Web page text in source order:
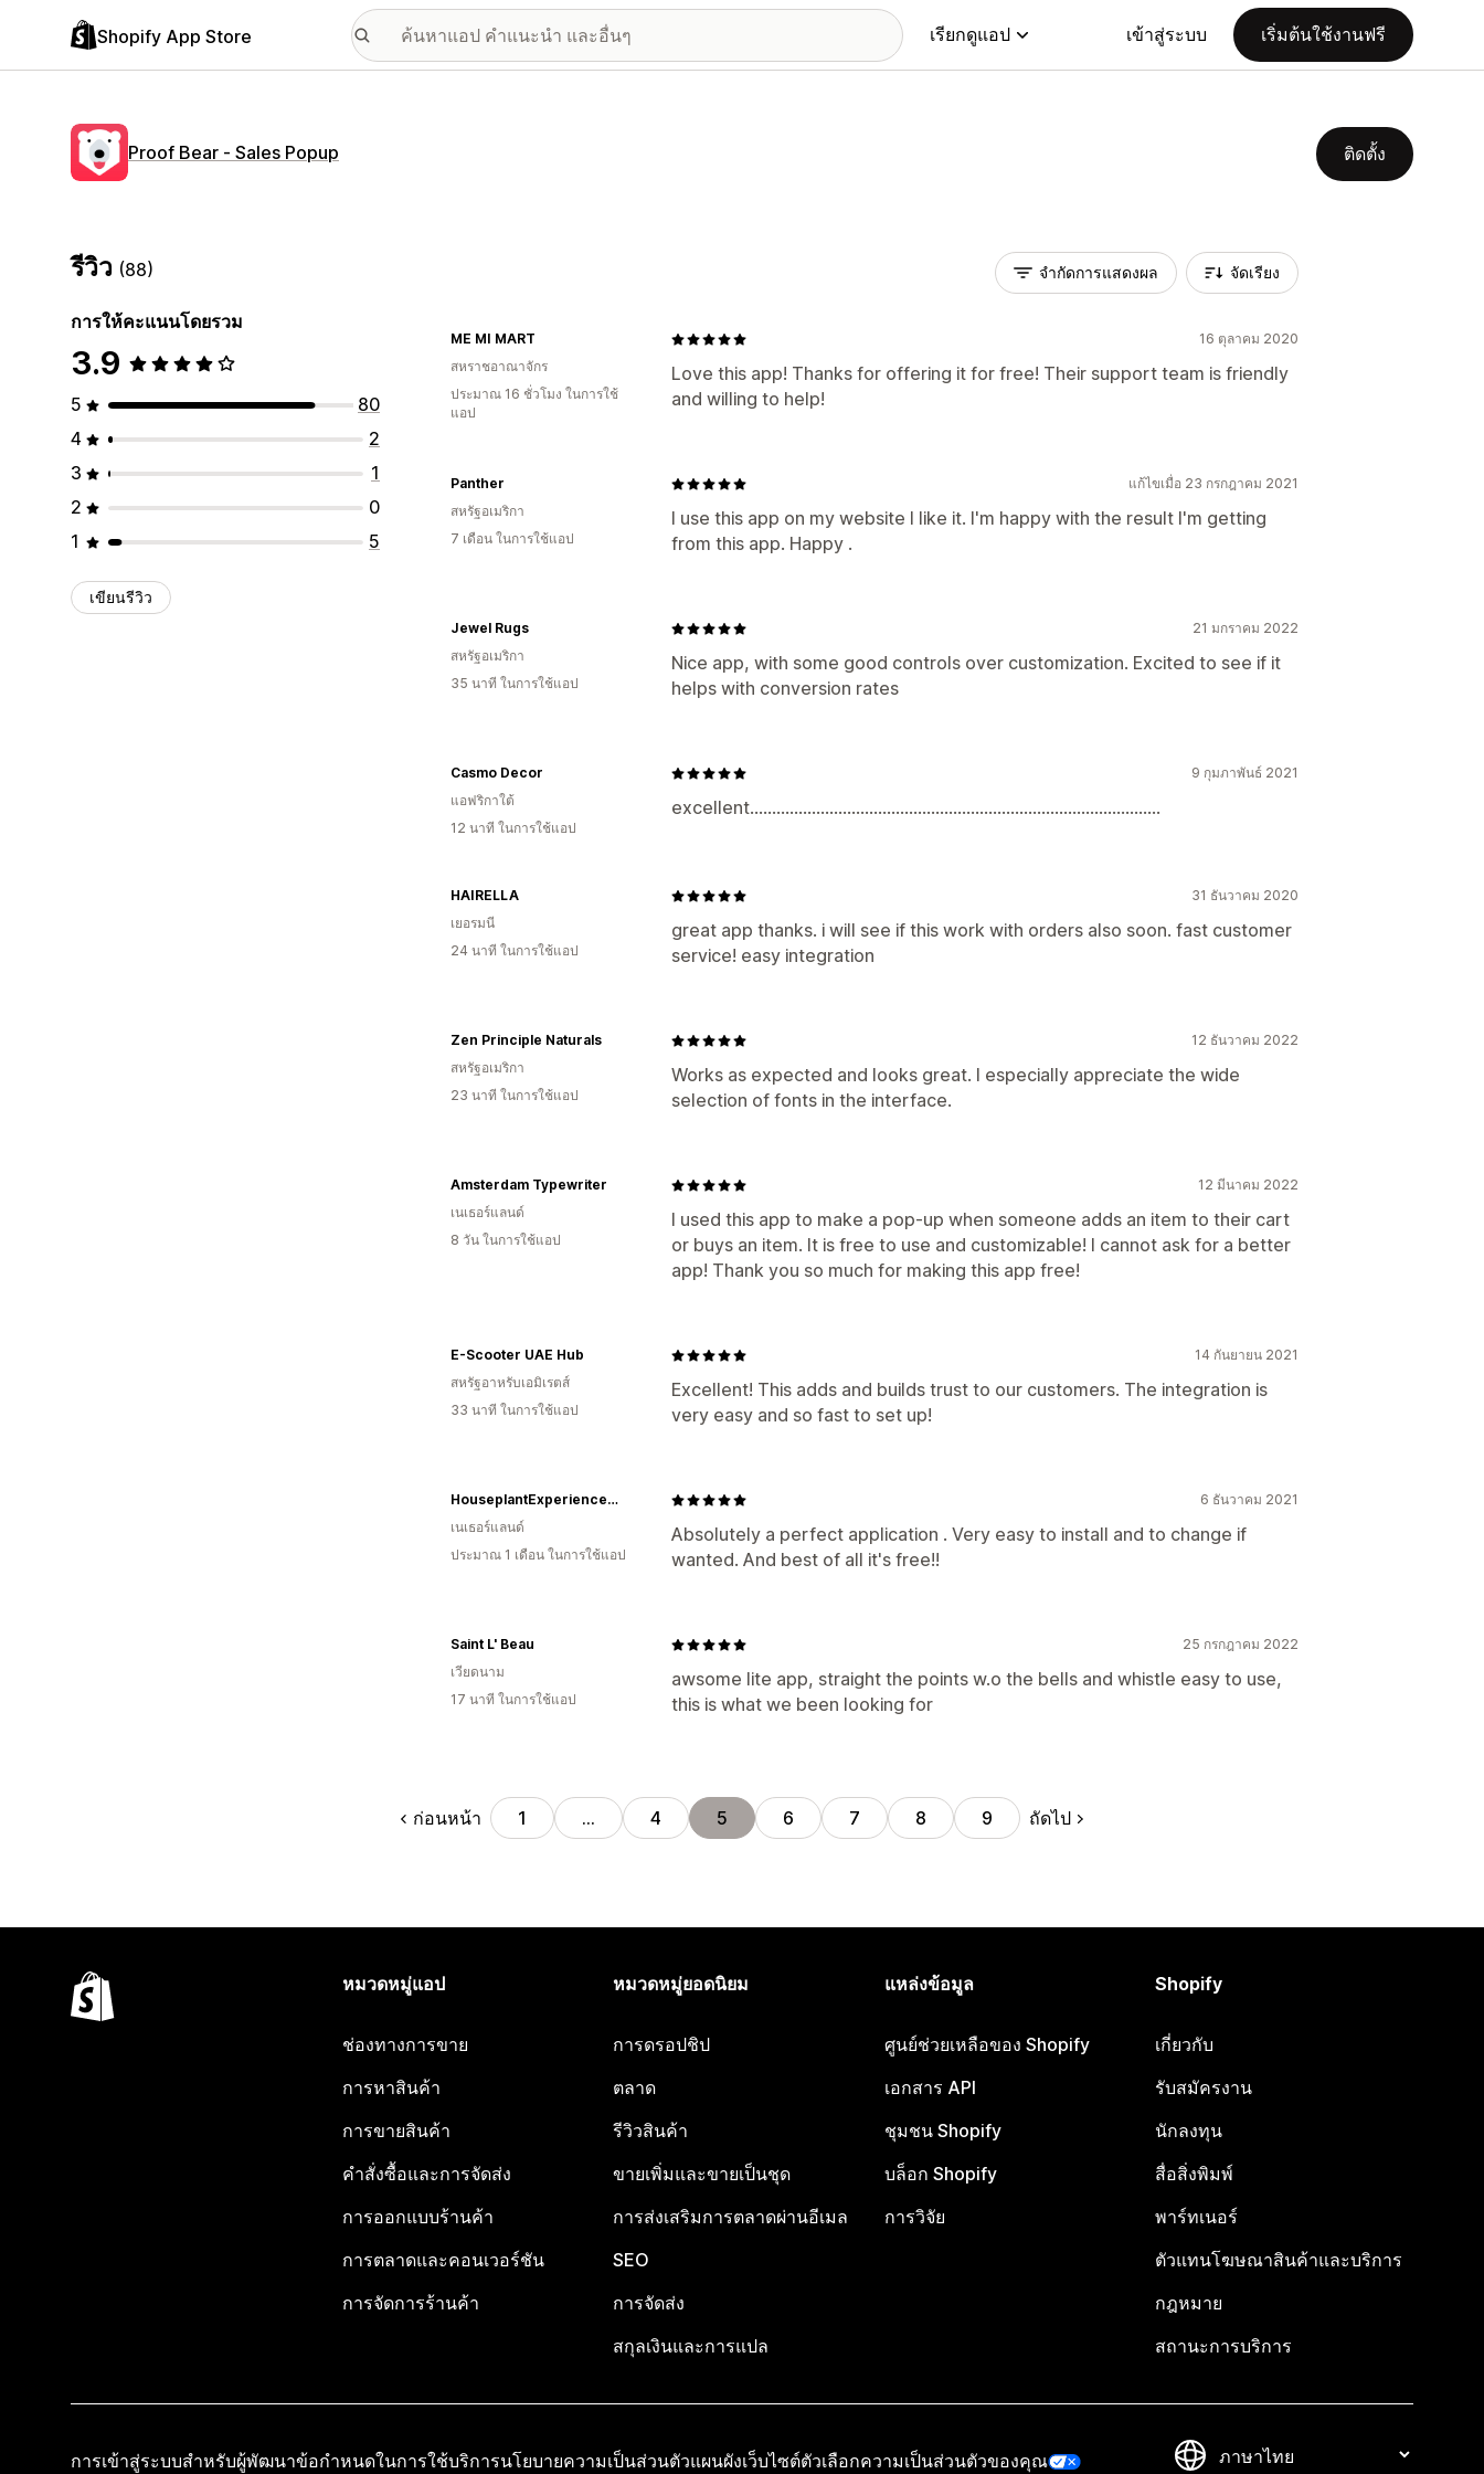
Shopify App Store เรียกดูแอป เข้าสู่ระบบ เริ่มต้นใช้งานฟรี
Proof Bear ‑ Sales Popup ติดตั้ง
รีวิว (88)
การให้คะแนนโดยรวม
3.9
5
80
4
2
3
1
2
0
1
5
เขียนรีวิว
จำกัดการแสดงผล จัดเรียง
16 ตุลาคม 2020
Love this app! Thanks for offering it for free! Their support team is friendly
and willing to help!
ME MI MART
สหราชอาณาจักร
ประมาณ 16 ชั่วโมง ในการใช้
แอป
แก้ไขเมื่อ 23 กรกฎาคม 2021
I use this app on my website I like it. I'm happy with the result I'm getting
from this app. Happy .
Panther
สหรัฐอเมริกา
7 เดือน ในการใช้แอป
21 มกราคม 2022
Nice app, with some good controls over customization. Excited to see if it
helps with conversion rates
Jewel Rugs
สหรัฐอเมริกา
35 นาที ในการใช้แอป
9 กุมภาพันธ์ 2021
excellent.............................................................................................
Casmo Decor
แอฟริกาใต้
12 นาที ในการใช้แอป
31 ธันวาคม 2020
great app thanks. i will see if this work with orders also soon. fast customer
service! easy integration
HAIRELLA
เยอรมนี
24 นาที ในการใช้แอป
12 ธันวาคม 2022
Works as expected and looks great. I especially appreciate the wide
selection of fonts in the interface.
Zen Principle Naturals
สหรัฐอเมริกา
23 นาที ในการใช้แอป
12 มีนาคม 2022
I used this app to make a pop-up when someone adds an item to their cart
or buys an item. It is free to use and customizable! I cannot ask for a better
app! Thank you so much for making this app free!
Amsterdam Typewriter
เนเธอร์แลนด์
8 วัน ในการใช้แอป
14 กันยายน 2021
Excellent! This adds and builds trust to our customers. The integration is
very easy and so fast to set up!
E-Scooter UAE Hub
สหรัฐอาหรับเอมิเรตส์
33 นาที ในการใช้แอป
6 ธันวาคม 2021
Absolutely a perfect application . Very easy to install and to change if
wanted. And best of all it's free!!
HouseplantExperience.com
เนเธอร์แลนด์
ประมาณ 1 เดือน ในการใช้แอป
25 กรกฎาคม 2022
awsome lite app, straight the points w.o the bells and whistle easy to use,
this is what we been looking for
Saint L' Beau
เวียดนาม
17 นาที ในการใช้แอป
ก่อนหน้า 1 … 4 5 6 7 8 9 ถัดไป
หมวดหมู่แอป
ช่องทางการขาย
การหาสินค้า
การขายสินค้า
คำสั่งซื้อและการจัดส่ง
การออกแบบร้านค้า
การตลาดและคอนเวอร์ชัน
การจัดการร้านค้า
หมวดหมู่ยอดนิยม
การดรอปชิป
ตลาด
รีวิวสินค้า
ขายเพิ่มและขายเป็นชุด
การส่งเสริมการตลาดผ่านอีเมล
SEO
การจัดส่ง
สกุลเงินและการแปล
แหล่งข้อมูล
ศูนย์ช่วยเหลือของ Shopify
เอกสาร API
ชุมชน Shopify
บล็อก Shopify
การวิจัย
Shopify
เกี่ยวกับ
รับสมัครงาน
นักลงทุน
สื่อสิ่งพิมพ์
พาร์ทเนอร์
ตัวแทนโฆษณาสินค้าและบริการ
กฎหมาย
สถานะการบริการ
การเข้าสู่ระบบสำหรับผู้พัฒนาข้อกำหนดในการใช้บริการนโยบายความเป็นส่วนตัวแผนผังเว็บไซต์ตัวเลือกความเป็นส่วนตัวของคุณ